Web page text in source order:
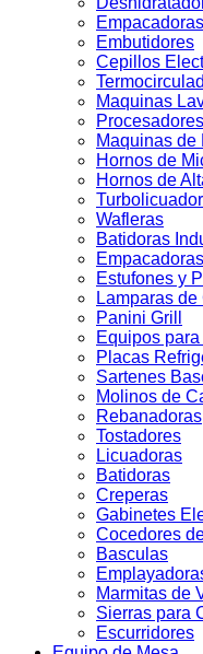
Embutidores
Cepillos
Maquinas
Maquinas de
Hornos de
Hornos de
Wafleras
Batidoras
Estufones y
Lamparas de
Panini Grill
Equipos
Placas
Sartenes
Molinos de
Rebanadoras
Tostadores
Licuadoras
Batidoras
Creperas
Gabinetes
Cocedores
Basculas
Marmitas de
Sierras para
Escurridores